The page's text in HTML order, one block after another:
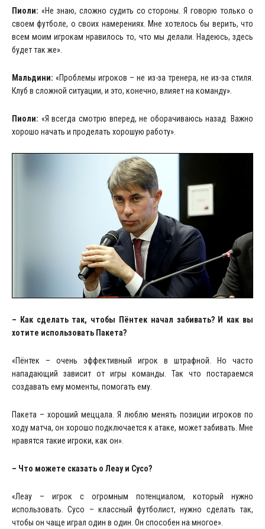
Пиоли: «Не знаю, сложно судить со стороны. Я говорю только о
своем футболе, о своих намерениях. Мне хотелось бы верить, что
всем моим игрокам нравилось то, что мы делали. Надеюсь, здесь
будет так же».
Мальдини: «Проблемы игроков – не из-за тренера, не из-за стиля.
Клуб в сложной ситуации, и это, конечно, влияет на команду».
Пиоли: «Я всегда смотрю вперед, не оборачиваюсь назад. Важно
хорошо начать и проделать хорошую работу».
– Как сделать так, чтобы Пёнтек начал забивать? И как вы
хотите использовать Пакета?
«Пёнтек – очень эффективный игрок в штрафной. Но часто
нападающий зависит от игры команды. Так что постараемся
создавать ему моменты, помогать ему.
Пакета – хороший меццала. Я люблю менять позиции игроков по
ходу матча, он хорошо подключается к атаке, может забивать. Мне
нравятся такие игроки, как он».
– Что можете сказать о Леау и Сусо?
«Леау – игрок с огромным потенциалом, который нужно
использовать. Сусо – классный футболист, нужно сделать так,
чтобы он чаще играл один в один. Он способен на многое».